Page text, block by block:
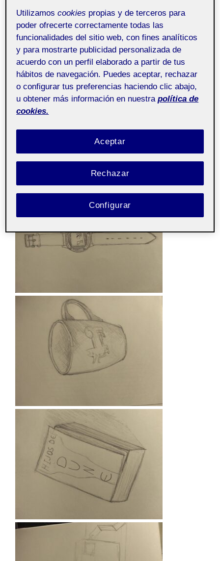
29 MARZO, 2023 / SIN COMENTARIOS
Pública
de
vídeo
Utilizamoscookies propias y de terceros para
poder ofrecerte correctamente todas las
funcionalidades del sitio web, con fines analíticos
y para mostrarte publicidad personalizada de
acuerdo con un perfil elaborado a partir de tus
hábitos de navegación. Puedes aceptar, rechazar
o configurar tus preferencias haciendo clic abajo,
u obtener más información en nuestra política de
cookies.
Rechazar
Aceptar
Configurar